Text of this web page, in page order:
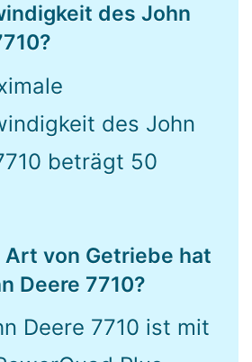
des John
des John
beträgt 50
Art von Getriebe hat
Deere 7710?
Deere 7710 ist mit